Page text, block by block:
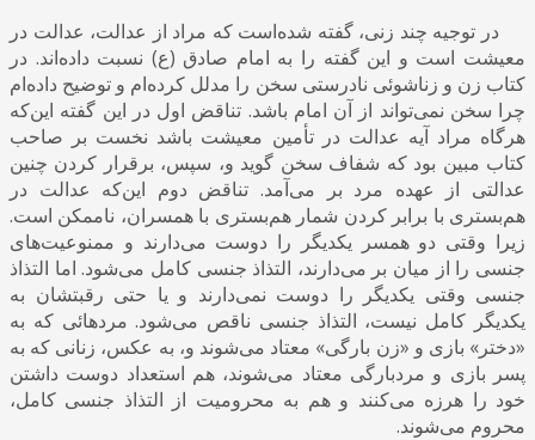
در توجیه چند زنی، گفته شده‌است که مراد از عدالت، عدالت در
معیشت است و این گفته را به امام صادق (ع) نسبت داده‌اند. در
کتاب زن و زناشوئی نادرستی سخن را مدلل کرده‌ام و توضیح داده‌ام
چرا سخن نمی‌تواند از آن امام باشد. تناقض اول در این گفته این‌که
هرگاه مراد آیه عدالت در تأمین معیشت باشد نخست بر صاحب
کتاب مبین بود که شفاف سخن گوید و، سپس، برقرار کردن چنین
عدالتی از عهده مرد بر می‌آمد. تناقض دوم این‌که عدالت در
هم‌بستری با برابر کردن شمار هم‌بستری با همسران، ناممکن است.
زیرا وقتی دو همسر یکدیگر را دوست می‌دارند و ممنوعیت‌های
جنسی را از میان بر می‌دارند، التذاذ جنسی کامل می‌شود. اما التذاذ
جنسی وقتی یکدیگر را دوست نمی‌‎دارند و یا حتی رقبتشان به
یکدیگر کامل نیست، التذاذ جنسی ناقص می‌شود. مردهائی که به
«دختر» بازی و «زن بارگی» معتاد می‌شوند و، به عکس، زنانی که به
پسر بازی و مردبارگی معتاد می‌شوند، هم استعداد دوست داشتن
خود را هرزه می‌کنند و هم به محرومیت از التذاذ جنسی کامل،
محروم می‌شوند.